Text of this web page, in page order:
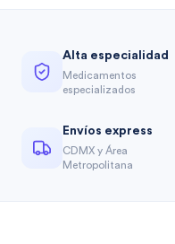
Alta especialidad
Medicamentos
especializados
Envíos express
CDMX y Área
Metropolitana